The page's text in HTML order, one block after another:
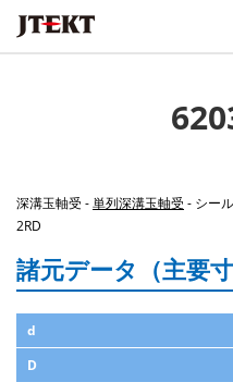
深溝玉軸受 -単列深溝玉軸受 - シー
2RD
諸元データ（主要寸
d
D